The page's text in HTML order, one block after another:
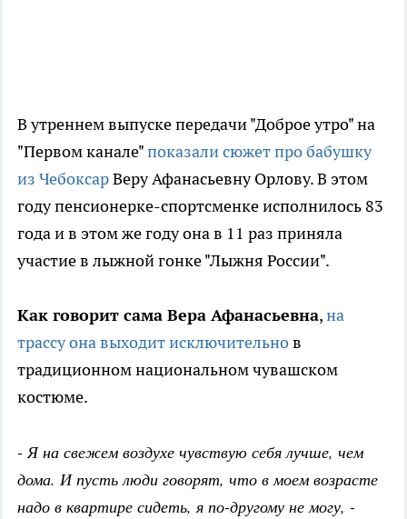
В утреннем выпуске передачи "Доброе утро" на
"Первом канале"показали сюжет про бабушку
из ЧебоксарВеру Афанасьевну Орлову. В этом
году пенсионерке-спортсменке исполнилось 83
года и в этом же году она в 11 раз приняла
участие в лыжной гонке "Лыжня России".
Как говорит сама Вера Афанасьевна,на
трассу она выходит исключительнов
традиционном национальном чувашском
костюме.
- Я на свежем воздухе чувствую себя лучше, чем
дома. И пусть люди говорят, что в моем возрасте
надо в квартире сидеть, я по-другому не могу, -